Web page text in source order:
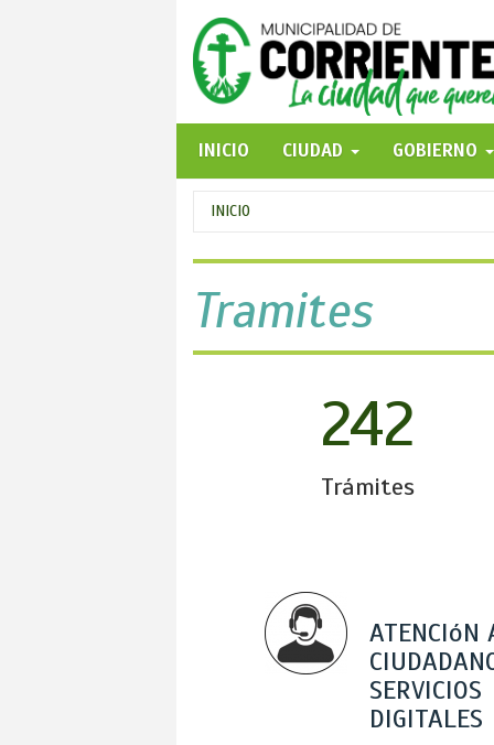
INICIO CIUDAD GOBIERNO
Se
encuentra
usted
aquí
INICIO
Tramites
242
Trámites
ATENCIóN
SERVICIOS
DIGITALES